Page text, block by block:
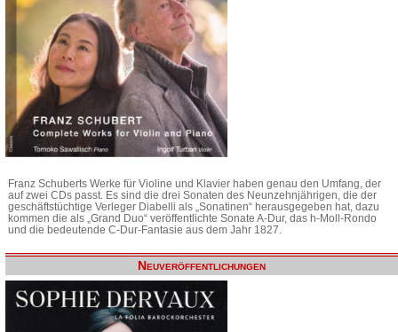
Franz Schuberts Werke für Violine und Klavier haben genau den Umfang, der
auf zwei CDs passt. Es sind die drei Sonaten des Neunzehnjährigen, die der
geschäftstüchtige Verleger Diabelli als „Sonatinen“ herausgegeben hat, dazu
kommen die als „Grand Duo“ veröffentlichte Sonate A-Dur, das h-Moll-Rondo
und die bedeutende C-Dur-Fantasie aus dem Jahr 1827.
Neuveröffentlichungen